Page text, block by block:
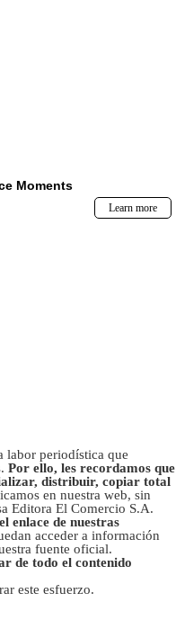
labor periodística que
Por ello, les recordamos que
distribuir, copiar total
en nuestra web, sin
Editora El Comercio S.A.
enlace de nuestras
acceder a información
fuente oficial.
de todo el contenido
este esfuerzo.